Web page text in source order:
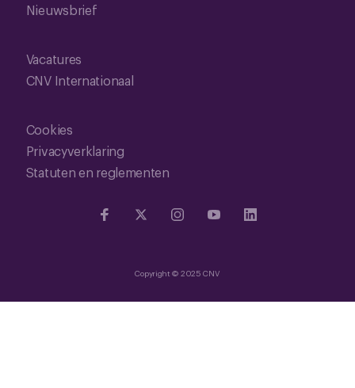
Nieuwsbrief
Vacatures
CNV Internationaal
Cookies
Privacyverklaring
Statuten en reglementen
Copyright © 2025 CNV